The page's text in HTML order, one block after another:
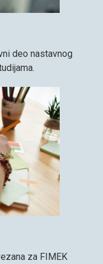
deo nastavnog
za FIMEK